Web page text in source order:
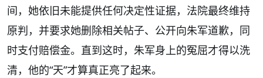
间，她依旧未能提供任何决定性证据，法院最终维持
原判，并要求她删除相关帖子、公开向朱军道歉，同
时支付赔偿金。直到这时，朱军身上的冤屈才得以洗
清，他的“天”才算真正亮了起来。